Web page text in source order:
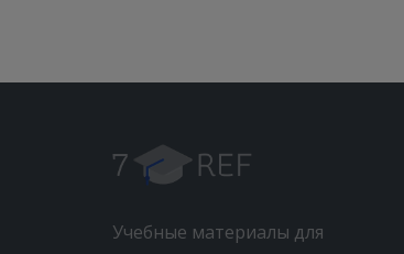
Учебные материалы для